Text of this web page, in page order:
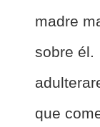
madre
sobre él.
que